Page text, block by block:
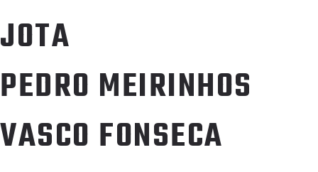
JOTA
PEDRO MEIRINHOS
VASCO FONSECA